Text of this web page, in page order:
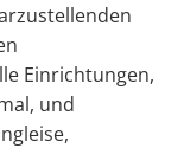
Einrichtungen,
und